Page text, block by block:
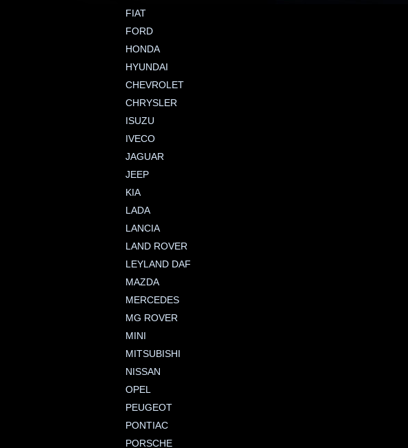
FIAT
FORD
HONDA
HYUNDAI
CHEVROLET
CHRYSLER
ISUZU
IVECO
JAGUAR
JEEP
KIA
LADA
LANCIA
LAND ROVER
LEYLAND DAF
MAZDA
MERCEDES
MG ROVER
MINI
MITSUBISHI
NISSAN
OPEL
PEUGEOT
PONTIAC
PORSCHE